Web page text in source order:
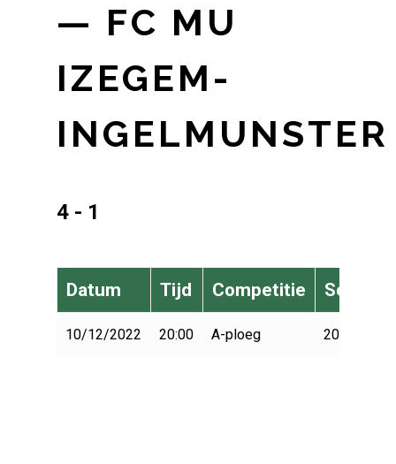
— FC MU
IZEGEM-
INGELMUNSTER
4 - 1
Datum Tijd Competitie Seizoen
10/12/2022 20:00 A-ploeg 2022-2023